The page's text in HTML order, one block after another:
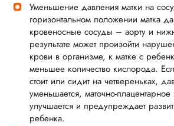
Уменьшение давления матки на
горизонтальном положении матка
кровеносные сосуды – аорту и
результате может произойти
крови в организме, к матке с
меньшее количество кислорода.
стоит или сидит на четвереньках,
уменьшается, маточно-
улучшается и предупреждает
ребенка.